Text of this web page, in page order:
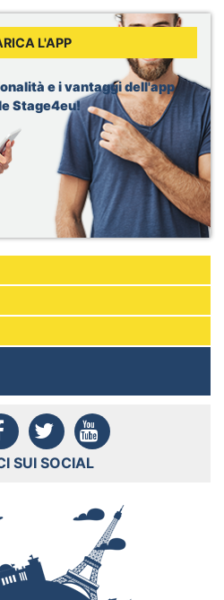
and Food Safety
L'APP
e i vantaggi dell'app
Stage4eu!
SUI SOCIAL